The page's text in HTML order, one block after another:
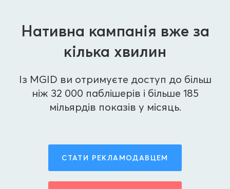
Нативна кампанія вже за
кілька хвилин
Із MGID ви отримуєте доступ до більш
ніж 32 000 паблішерів і більше 185
мільярдів показів у місяць.
СТАТИ РЕКЛАМОДАВЦЕМ